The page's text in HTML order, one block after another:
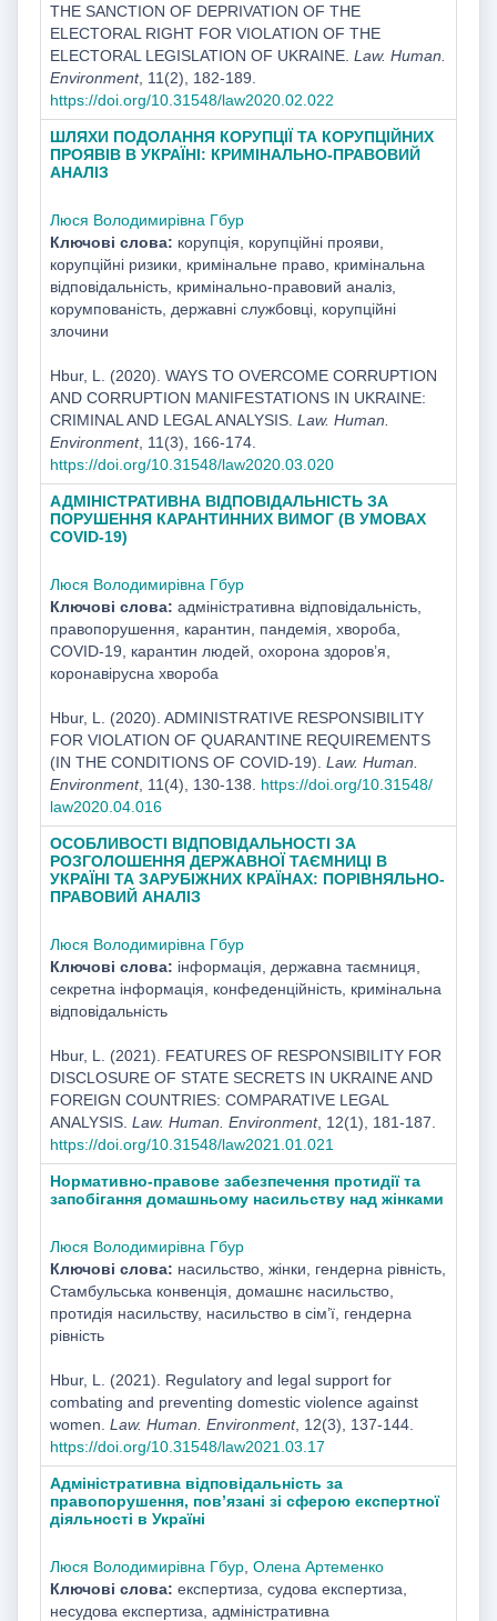
THE SANCTION OF DEPRIVATION OF THE
ELECTORAL RIGHT FOR VIOLATION OF THE
ELECTORAL LEGISLATION OF UKRAINE. Law. Human.
Environment, 11(2), 182-189.
https://doi.org/10.31548/law2020.02.022
ШЛЯХИ ПОДОЛАННЯ КОРУПЦІЇ ТА КОРУПЦІЙНИХ
ПРОЯВІВ В УКРАЇНІ: КРИМІНАЛЬНО-ПРАВОВИЙ
АНАЛІЗ
Люся Володимирівна Гбур
Ключові слова: корупція, корупційні прояви,
корупційні ризики, кримінальне право, кримінальна
відповідальність, кримінально-правовий аналіз,
корумпованість, державні службовці, корупційні
злочини
Hbur, L. (2020). WAYS TO OVERCOME CORRUPTION
AND CORRUPTION MANIFESTATIONS IN UKRAINE:
CRIMINAL AND LEGAL ANALYSIS. Law. Human.
Environment, 11(3), 166-174.
https://doi.org/10.31548/law2020.03.020
АДМІНІСТРАТИВНА ВІДПОВІДАЛЬНІСТЬ ЗА
ПОРУШЕННЯ КАРАНТИННИХ ВИМОГ (В УМОВАХ
COVID-19)
Люся Володимирівна Гбур
Ключові слова: адміністративна відповідальність,
правопорушення, карантин, пандемія, хвороба,
COVID-19, карантин людей, охорона здоров’я,
коронавірусна хвороба
Hbur, L. (2020). ADMINISTRATIVE RESPONSIBILITY
FOR VIOLATION OF QUARANTINE REQUIREMENTS
(IN THE CONDITIONS OF COVID-19). Law. Human.
Environment, 11(4), 130-138. https://doi.org/10.31548/
law2020.04.016
ОСОБЛИВОСТІ ВІДПОВІДАЛЬНОСТІ ЗА
РОЗГОЛОШЕННЯ ДЕРЖАВНОЇ ТАЄМНИЦІ В
УКРАЇНІ ТА ЗАРУБІЖНИХ КРАЇНАХ: ПОРІВНЯЛЬНО-
ПРАВОВИЙ АНАЛІЗ
Люся Володимирівна Гбур
Ключові слова: інформація, державна таємниця,
секретна інформація, конфеденційність, кримінальна
відповідальність
Hbur, L. (2021). FEATURES OF RESPONSIBILITY FOR
DISCLOSURE OF STATE SECRETS IN UKRAINE AND
FOREIGN COUNTRIES: COMPARATIVE LEGAL
ANALYSIS. Law. Human. Environment, 12(1), 181-187.
https://doi.org/10.31548/law2021.01.021
Нормативно-правове забезпечення протидії та
запобігання домашньому насильству над жінками
Люся Володимирівна Гбур
Ключові слова: насильство, жінки, гендерна рівність,
Стамбульська конвенція, домашнє насильство,
протидія насильству, насильство в сім’ї, гендерна
рівність
Hbur, L. (2021). Regulatory and legal support for
combating and preventing domestic violence against
women. Law. Human. Environment, 12(3), 137-144.
https://doi.org/10.31548/law2021.03.17
Адміністративна відповідальність за
правопорушення, пов’язані зі сферою експертної
діяльності в Україні
Люся Володимирівна Гбур, Олена Артеменко
Ключові слова: експертиза, судова експертиза,
несудова експертиза, адміністративна